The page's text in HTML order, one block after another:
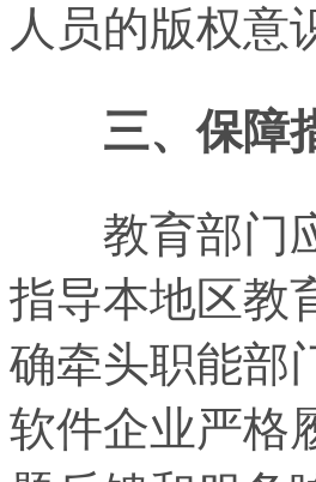
人员的版权意
三、保障
教育部门应
指导本地区教
确牵头职能部
软件企业严格